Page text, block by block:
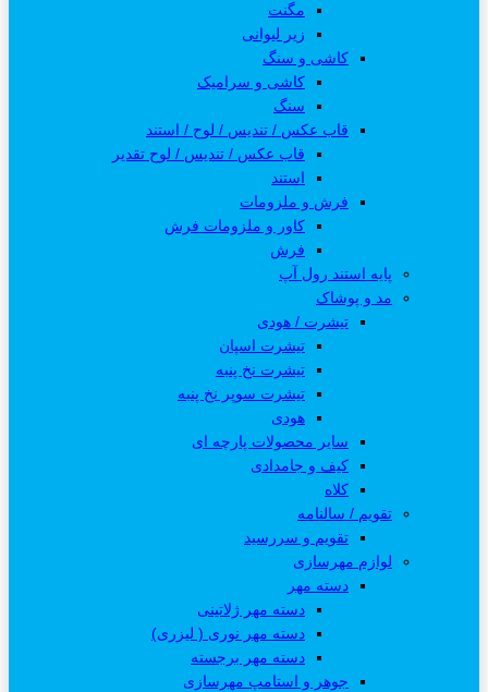
مگنت
زیر لیوانی
کاشی و سنگ
کاشی و سرامیک
سنگ
قاب عکس / تندیس / لوح / استند
قاب عکس / تندیس / لوح تقدیر
استند
فرش و ملزومات
کاور و ملزومات فرش
فرش
پایه استند رول آپ
مد و پوشاک
تیشرت / هودی
تیشرت اسپان
تیشرت نخ پنبه
تیشرت سوپر نخ پنبه
هودی
سایر محصولات پارچه ای
کیف و جامدادی
کلاه
تقویم / سالنامه
تقویم و سررسید
لوازم مهرسازی
دسته مهر
دسته مهر ژلاتینی
دسته مهر نوری ( لیزری)
دسته مهر برجسته
جوهر و استامپ مهرسازی